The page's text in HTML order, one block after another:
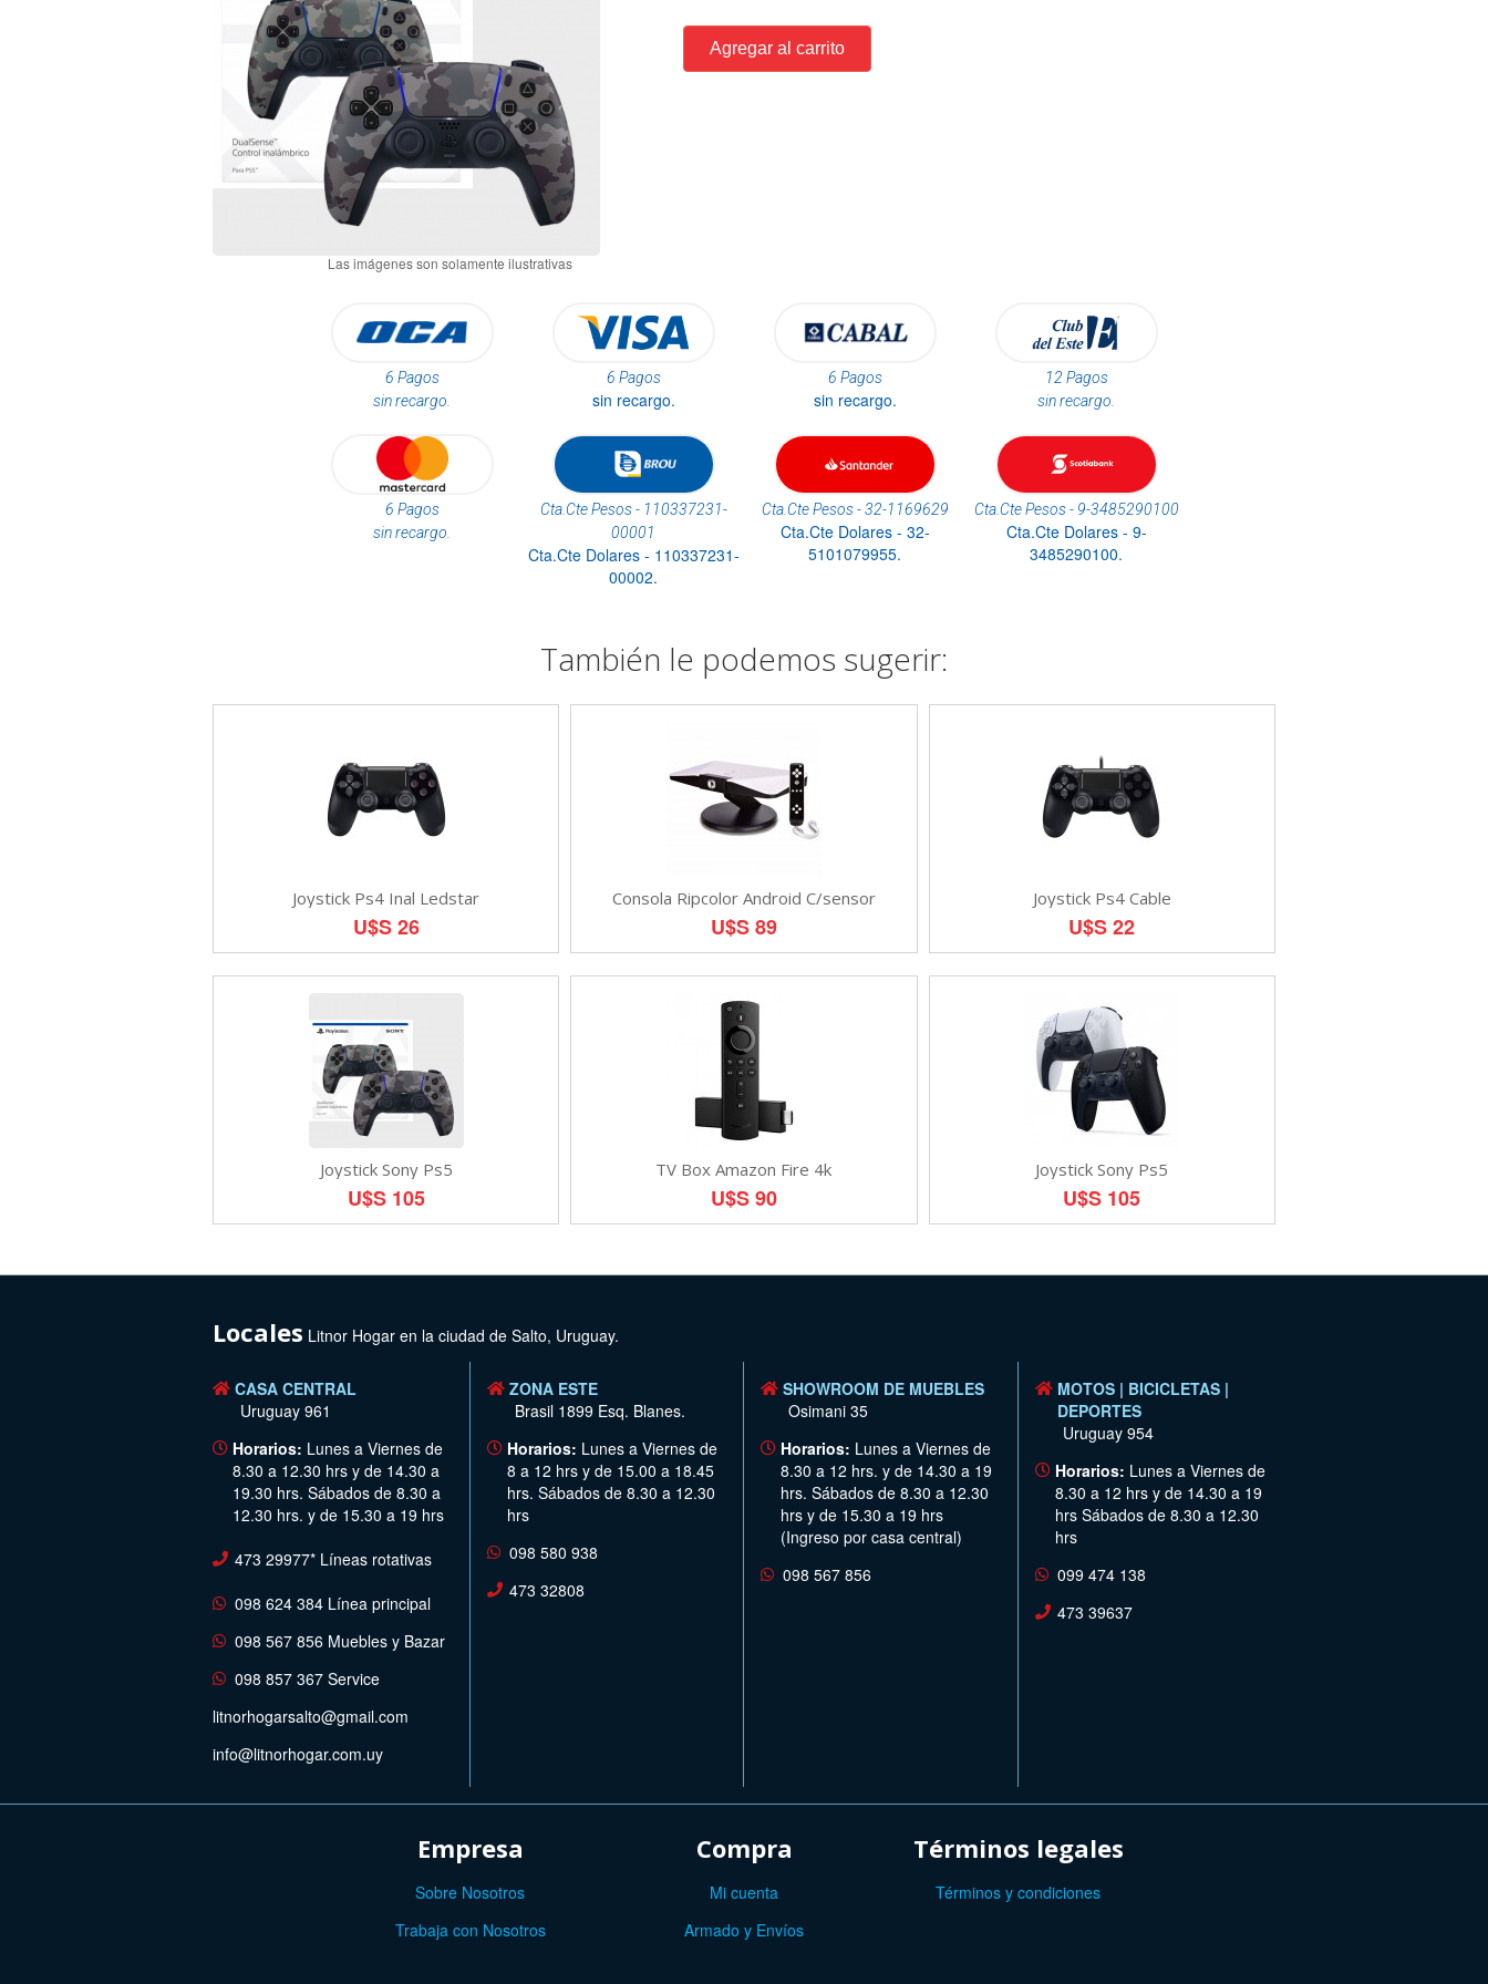
6 Pagos
sin recargo.
6 Pagos
sin recargo.
6 Pagos
sin recargo.
12 Pagos
sin recargo.
6 Pagos
sin recargo.
Cta.Cte Pesos - 110337231-
00001
Cta.Cte Dolares - 110337231-
00002.
Cta.Cte Pesos - 32-1169629
Cta.Cte Dolares - 32-
5101079955.
Cta.Cte Pesos - 9-3485290100
Cta.Cte Dolares - 9-
3485290100.
También le podemos sugerir:
Joystick Ps4 Inal Ledstar
U$S 26
Consola Ripcolor Android C/sensor
U$S 89
Joystick Ps4 Cable
U$S 22
Joystick Sony Ps5
U$S 105
TV Box Amazon Fire 4k
U$S 90
Joystick Sony Ps5
U$S 105
Locales Litnor Hogar en la ciudad de Salto, Uruguay.
CASA CENTRAL
Uruguay 961
Horarios: Lunes a Viernes de
8.30 a 12.30 hrs y de 14.30 a
19.30 hrs. Sábados de 8.30 a
12.30 hrs. y de 15.30 a 19 hrs
473 29977* Líneas rotativas
098 624 384 Línea principal
098 567 856 Muebles y Bazar
098 857 367 Service
litnorhogarsalto@gmail.com
info@litnorhogar.com.uy
ZONA ESTE
Brasil 1899 Esq. Blanes.
Horarios: Lunes a Viernes de
8 a 12 hrs y de 15.00 a 18.45
hrs. Sábados de 8.30 a 12.30
hrs
098 580 938
473 32808
SHOWROOM DE MUEBLES
Osimani 35
Horarios: Lunes a Viernes de
8.30 a 12 hrs. y de 14.30 a 19
hrs. Sábados de 8.30 a 12.30
hrs y de 15.30 a 19 hrs
(Ingreso por casa central)
098 567 856
MOTOS | BICICLETAS |
DEPORTES
Uruguay 954
Horarios: Lunes a Viernes de
8.30 a 12 hrs y de 14.30 a 19
hrs Sábados de 8.30 a 12.30
hrs
099 474 138
473 39637
Empresa
Sobre Nosotros
Trabaja con Nosotros
Compra
Mi cuenta
Armado y Envíos
Términos legales
Términos y condiciones